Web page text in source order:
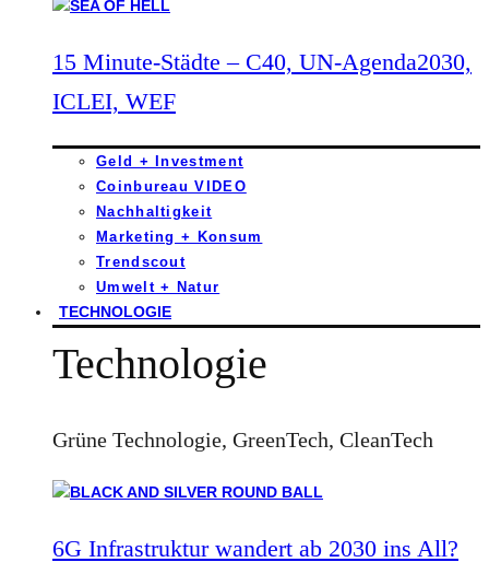
15 Minute-Städte – C40, UN-Agenda2030,
ICLEI, WEF
Geld + Investment
Coinbureau VIDEO
Nachhaltigkeit
Marketing + Konsum
Trendscout
Umwelt + Natur
TECHNOLOGIE
Technologie
Grüne Technologie, GreenTech, CleanTech
6G Infrastruktur wandert ab 2030 ins All?